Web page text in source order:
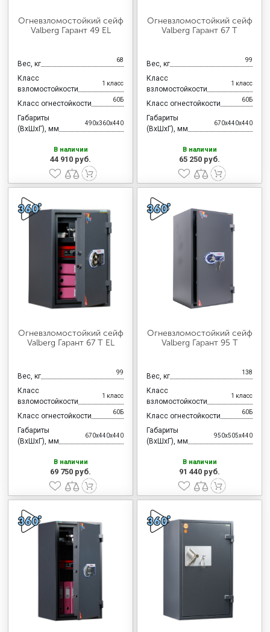
Огневзломостойкий сейф
Valberg Гарант 49 EL
Вес, кг 68
Класс
взломостойкости
1 класс
Класс огнестойкости 60Б
Габариты
(ВхШхГ), мм
490x360x440
В наличии
44 910 руб.
Огневзломостойкий сейф
Valberg Гарант 67 T
Вес, кг 99
Класс
взломостойкости
1 класс
Класс огнестойкости 60Б
Габариты
(ВхШхГ), мм
670x440x440
В наличии
65 250 руб.
Огневзломостойкий сейф
Valberg Гарант 67 T EL
Вес, кг 99
Класс
взломостойкости
1 класс
Класс огнестойкости 60Б
Габариты
(ВхШхГ), мм
670x440x440
В наличии
69 750 руб.
Огневзломостойкий сейф
Valberg Гарант 95 T
Вес, кг 138
Класс
взломостойкости
1 класс
Класс огнестойкости 60Б
Габариты
(ВхШхГ), мм
950x505x440
В наличии
91 440 руб.